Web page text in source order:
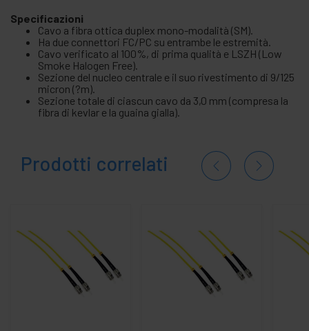
Specificazioni
Cavo a fibra ottica duplex mono-modalità (SM).
Ha due connettori FC/PC su entrambe le estremità.
Cavo verificato al 100%, di prima qualità e LSZH (Low
Smoke Halogen Free).
Sezione del nucleo centrale e il suo rivestimento di 9/125
micron (?m).
Sezione totale di ciascun cavo da 3,0 mm (compresa la
fibra di kevlar e la guaina gialla).
Prodotti correlati